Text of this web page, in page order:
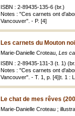
ISBN : 2-89435-135-6 (br.)
Notes : "Ces carnets ont
Vancouver". - P. [4]
Les carnets du Mouton
Marie-Danielle Croteau, Les
ISBN : 2-89435-131-3 (t. 1)
Notes : "Ces carnets ont
Vancouver". - T. 1, p. [4]|t. 1 :
Le chat de mes rêves
Marie-Danielle Croteau ;